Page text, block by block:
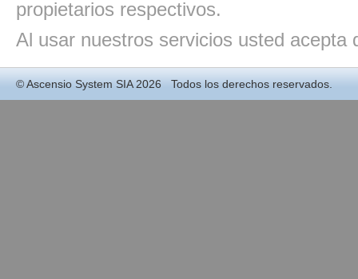
propietarios respectivos.
Al usar nuestros servicios usted acepta
©Ascensio System SIA2026 Todos los derechos reservados.